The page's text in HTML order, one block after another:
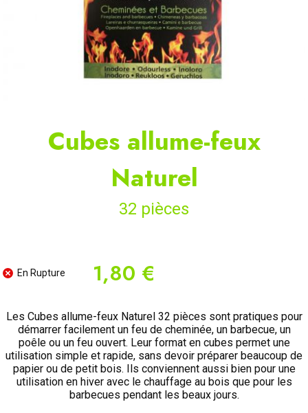
Cubes allume-feux
Naturel
32 pièces
En Rupture 1,80 €
Les Cubes allume-feux Naturel 32 pièces sont pratiques pour
démarrer facilement un feu de cheminée, un barbecue, un
poêle ou un feu ouvert. Leur format en cubes permet une
utilisation simple et rapide, sans devoir préparer beaucoup de
papier ou de petit bois. Ils conviennent aussi bien pour une
utilisation en hiver avec le chauffage au bois que pour les
barbecues pendant les beaux jours.